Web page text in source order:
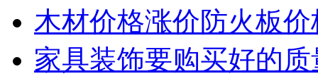
木材价格涨价防火板
家具装饰要购买好的